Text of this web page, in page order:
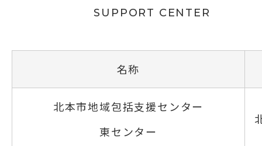
​SUPPORT CENTER
名称
北本市地域包括支援センター
東センター